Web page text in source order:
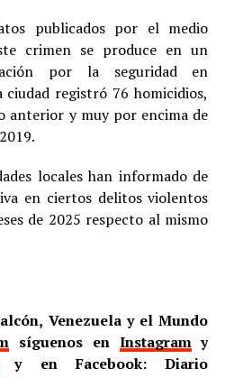
publicados por el medio
crimen se produce en un
por la seguridad en
ciudad registró 76 homicidios,
anterior y muy por encima de
locales han informado de
en ciertos delitos violentos
de 2025 respecto al mismo
Venezuela y el Mundo
síguenos en Instagramy
y en Facebook: Diario